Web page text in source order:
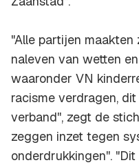
"Alle partijen
naleven van wetten
waaronder VN
racisme verdragen,
verband'', zegt de
zeggen inzet tegen
onderdrukkingen''.